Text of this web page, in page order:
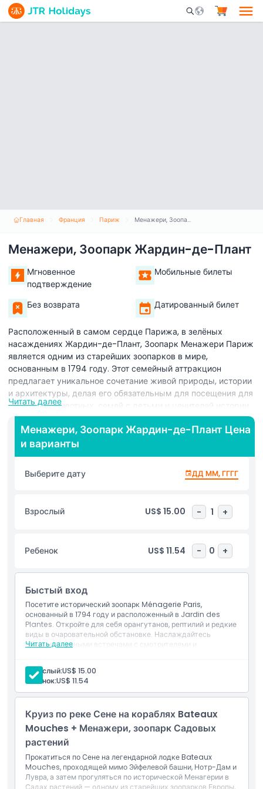
Mobile Search
Главная Франция Париж Менажери, Зоопарк Жардин-де-Плант
Менажери, Зоопарк Жардин-де-Плант
Мгновенное
подтверждение
Мобильные билеты
Без возврата Датированный билет
Расположенный в самом сердце Парижа, в зелёных
насаждениях Жардин-де-Плант, Зоопарк Менажери Париж
является одним из старейших зоопарков в мире,
основанным в 1794 году. Этот семейный аттракцион
предлагает уникальное сочетание живой природы, истории
и архитектуры, делая его обязательным для посещения для
любителей животных, семей с детьми и ценителей истории.
Дом для разнообразных экзотических животных, включая
орангутанов, рептилий, красных панд и редких видов птиц,
зоопарк славится своей уютной атмосферой и сильной
ориентацией на сохранение природы и экологическое
образование. Посетители могут близко познакомиться с
животными в спокойной, удобной для прогулок обстановке,
прекрасно сохранившуюся архитектуру зоопарка XIX века,
включая знаменитые Медвежью яму, Ротонду, Дом
вашему визиту исторический шарм. Одним из главных
событий является интерактивная программа "Встреча со
обитания и усилиях по защите животных. Идеально
подходит для тихого отдыха от суеты города, Менажери в
Жардин-де-Плант — это скрытая жемчужина Парижа,
предлагающая содержательный и познавательный день как
для местных жителей, так и для туристов. Забронируйте
и образование объединяются в столице Франции.
Политика в отношении детей и взрослых
Читать далее
Менажери, Зоопарк Жардин-де-Плант Цена
и варианты
Выберите дату ДД ММ, ГГГГ
Взрослый US$ 15.00 - 1 +
Ребенок US$ 11.54 - 0 +
Быстый вход
Посетите исторический зоопарк Мénagerie Paris,
основанный в 1794 году и расположенный в Jardin des
Plantes. Откройте для себя орангутанов, рептилий и редкие
виды в очаровательной обстановке. Наслаждайтесь
образовательными встречами с смотрителями и
Парижа.
Читать далее
Включено в стоимость
Быстрый вход без очереди
Взрослый:US$ 15.00
Ребенок:US$ 11.54
Круиз по реке Сене на кораблях Bateaux
Mouches + Менажери, зоопарк Садовых
растений
Прокатиться по Сене на легендарной лодке Bateaux
Mouches, проходящей мимо Эйфелевой башни, Нотр-Дам и
Лувра, а затем прогуляться по исторической Менагерии в
Садах растений — одному из старейших зоопарков Европы,